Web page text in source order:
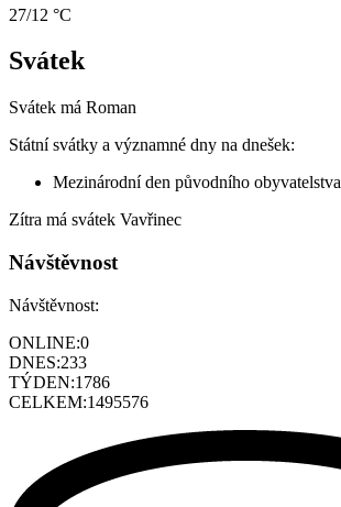
27/12 °C
Svátek
Svátek má Roman
Státní svátky a významné dny na dnešek:
Mezinárodní den původního obyvatelstva
Zítra má svátek Vavřinec
Návštěvnost
Návštěvnost:
ONLINE:0
DNES:233
TÝDEN:1786
CELKEM:1495576